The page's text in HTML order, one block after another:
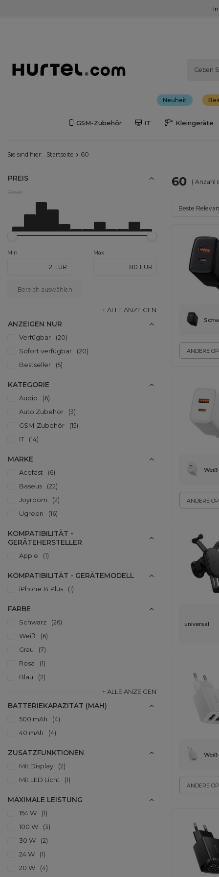
Neuheit
GSM-Zubehör IT Kleingeräte
Sie sind hier: Startseite 60
PREIS
Reset
2.00EUR - 4.00EUR
Min
EUR
Max
EUR
Bereich auswählen
+ ALLE ANZEIGEN
ANZEIGEN NUR
Verfügbar 20
Sofort verfügbar 20
Bestseller 5
KATEGORIE
Audio 6
Auto Zubehör 3
GSM-Zubehör 15
IT 14
MARKE
Acefast 6
Baseus 22
Joyroom 2
Ugreen 16
KOMPATIBILITÄT -
GERÄTEHERSTELLER
Apple 1
KOMPATIBILITÄT - GERÄTEMODELL
iPhone 14 Plus 1
FARBE
Schwarz 26
Weiß 6
Grau 7
Rosa 1
Blau 2
+ ALLE ANZEIGEN
BATTERIEKAPAZITÄT (MAH)
500 mAh 4
40 mAh 4
ZUSATZFUNKTIONEN
Mit Display 2
Mit LED Licht 1
MAXIMALE LEISTUNG
154 W 1
100 W 3
30 W 2
24 W 1
20 W 4
60 ( Anzahl
Sortierung
Beste
ANDERE
ANDERE
Weiß
universal
ANDERE
Weiß